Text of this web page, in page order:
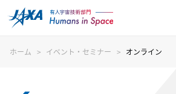
ホーム イベント・セミナー オンライン